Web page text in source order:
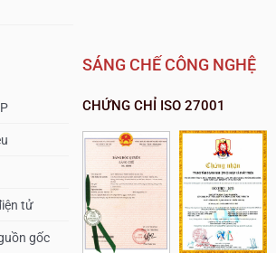
tử
gốc
SÁNG CHẾ CÔNG NGHỆ
CHỨNG CHỈ ISO 27001